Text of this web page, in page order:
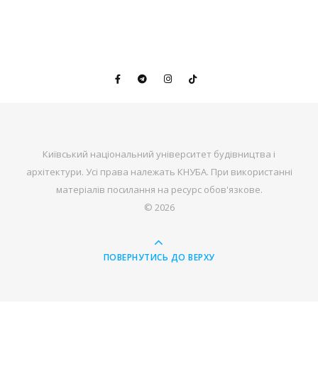
Київський національний університет будівництва і
архітектури. Усі права належать КНУБА. При використанні
матеріалів посилання на ресурс обов'язкове.
© 2026
ПОВЕРНУТИСЬ ДО ВЕРХУ